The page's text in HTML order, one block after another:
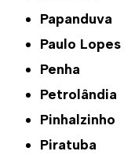
Papanduva
Paulo Lopes
Penha
Petrolândia
Pinhalzinho
Piratuba